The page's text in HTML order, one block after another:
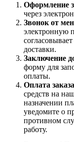
Оформление
через
Звонок от
электронную
доставки.
Заключение
форму для
оплаты.
Оплата
средств на
назначении
уведомите о
противном
работу.